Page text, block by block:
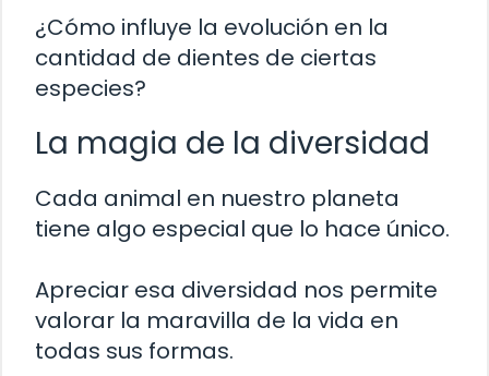
¿Cómo influye la evolución en la
cantidad de dientes de ciertas
especies?
La magia de la diversidad
Cada animal en nuestro planeta
tiene algo especial que lo hace único.
Apreciar esa diversidad nos permite
valorar la maravilla de la vida en
todas sus formas.